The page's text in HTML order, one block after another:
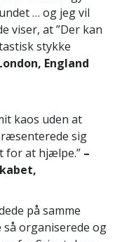
… og jeg vil
viser, at ”Der kan
stykke
England
kaos uden at
sig
for at hjælpe.” –
på samme
så organiserede og